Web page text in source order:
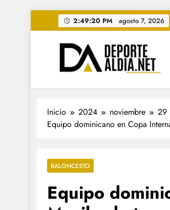
al
contenido
2:49:21 PM agosto 7, 2026
• DEPORTE
www.deportealdia.net
Inicio 2024 noviembre
29
Equipo dominicano en Copa
BALONCESTO
Equipo